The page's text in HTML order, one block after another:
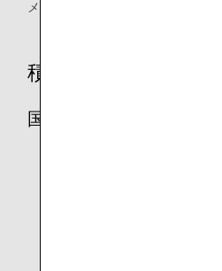
メンバーステイタス資格が与えら
積算対象便
国内線
AIRDO、IBEXエアライン
ジ、ソラシドエア、スタ
コードシェア便のマイル
搭乗した場合にのみ、